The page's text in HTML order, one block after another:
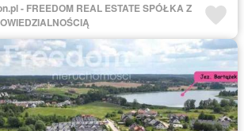
- FREEDOM REAL ESTATE SPÓŁKA Z